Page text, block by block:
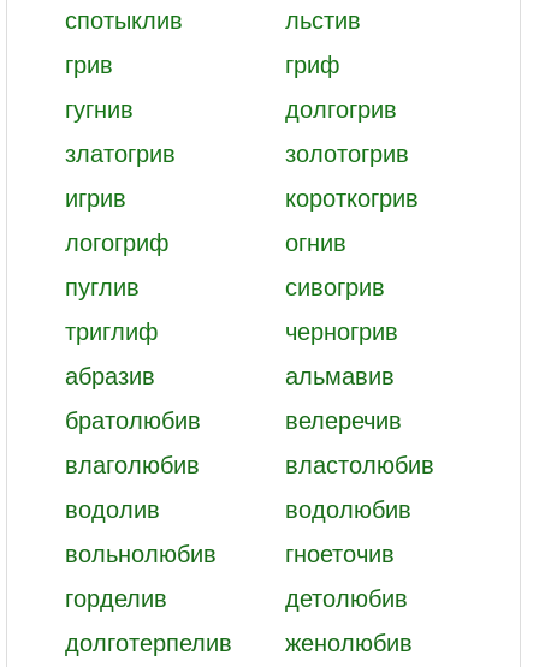
спотыклив
льстив
грив
гриф
гугнив
долгогрив
златогрив
золотогрив
игрив
короткогрив
логогриф
огнив
пуглив
сивогрив
триглиф
черногрив
абразив
альмавив
братолюбив
велеречив
влаголюбив
властолюбив
водолив
водолюбив
вольнолюбив
гноеточив
горделив
детолюбив
долготерпелив
женолюбив